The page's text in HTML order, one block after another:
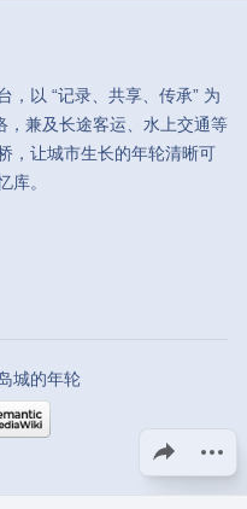
分享此页面
，以 “记录、共享、传承” 为
兼及长途客运、水上交通等
，让城市生长的年轮清晰可
库。
城的年轮